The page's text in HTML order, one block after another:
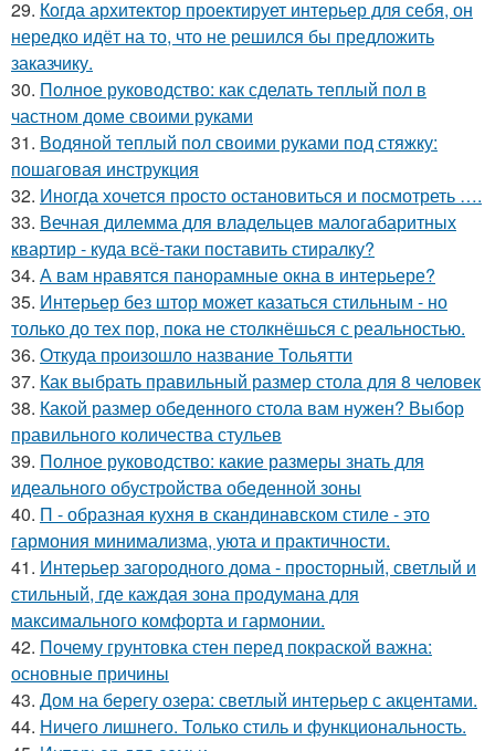
29. Когда архитектор проектирует интерьер для себя, он
нередко идёт на то, что не решился бы предложить
заказчику.
30. Полное руководство: как сделать теплый пол в
частном доме своими руками
31. Водяной теплый пол своими руками под стяжку:
пошаговая инструкция
32. Иногда хочется просто остановиться и посмотреть ….
33. Вечная дилемма для владельцев малогабаритных
квартир - куда всё-таки поставить стиралку?
34. А вам нравятся панорамные окна в интерьере?
35. Интерьер без штор может казаться стильным - но
только до тех пор, пока не столкнёшься с реальностью.
36. Откуда произошло название Тольятти
37. Как выбрать правильный размер стола для 8 человек
38. Какой размер обеденного стола вам нужен? Выбор
правильного количества стульев
39. Полное руководство: какие размеры знать для
идеального обустройства обеденной зоны
40. П - образная кухня в скандинавском стиле - это
гармония минимализма, уюта и практичности.
41. Интерьер загородного дома - просторный, светлый и
стильный, где каждая зона продумана для
максимального комфорта и гармонии.
42. Почему грунтовка стен перед покраской важна:
основные причины
43. Дом на берегу озера: светлый интерьер с акцентами.
44. Ничего лишнего. Только стиль и функциональность.